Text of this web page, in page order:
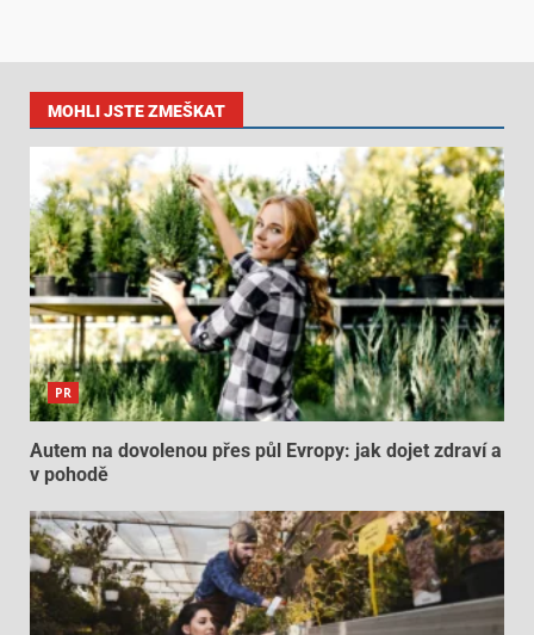
MOHLI JSTE ZMEŠKAT
PR
Autem na dovolenou přes půl Evropy: jak dojet zdraví a
v pohodě